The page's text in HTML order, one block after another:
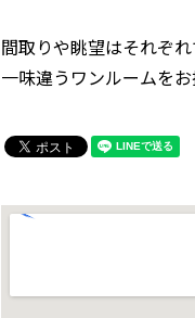
間取りや眺望はそれぞ
一味違うワンルームを